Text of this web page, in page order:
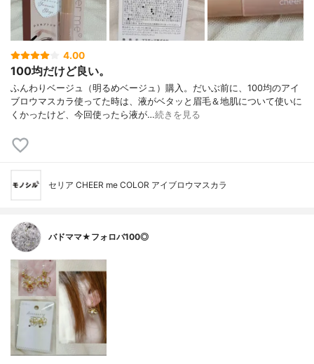
4.00
100均だけど良い。
ふんわりベージュ（明るめベージュ）購入。だいぶ前に、100均のアイ
ブロウマスカラ使ってた時は、液がベタッと眉毛＆地肌について使いに
くかったけど、今回使ったら液が…続きを見る
セリア CHEER me COLOR アイブロウマスカラ
バドママ★フォロバ100◎